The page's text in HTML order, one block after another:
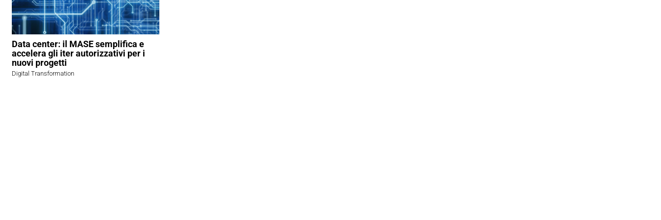
Data center: il MASE semplifica e
accelera gli iter autorizzativi per i
nuovi progetti
Digital Transformation